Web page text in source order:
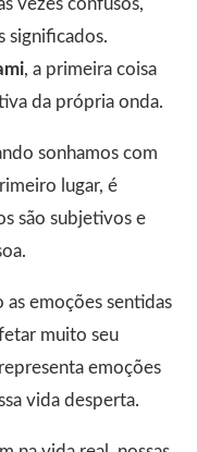
significados.
, a primeira coisa
da própria onda.
sonhamos com
lugar, é
são subjetivos e
emoções sentidas
muito seu
representa emoções
vida desperta.